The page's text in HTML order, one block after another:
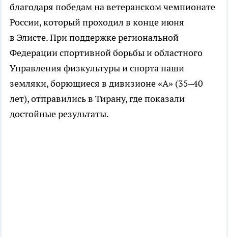
благодаря победам на ветеранском чемпионате
России, который проходил в конце июня
в Элисте. При поддержке региональной
Федерации спортивной борьбы и областного
Управления физкультуры и спорта наши
земляки, борющиеся в дивизионе «А» (35–40
лет), отправились в Тирану, где показали
достойные результаты.